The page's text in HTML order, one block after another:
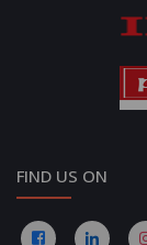
FIND US ON